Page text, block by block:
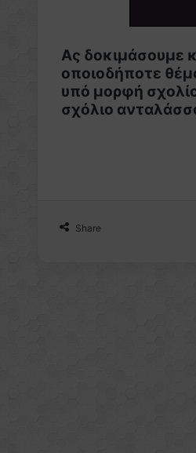
Ας δοκιμάσουμε
οποιοδήποτε
υπό μορφή
σχόλιο
Share